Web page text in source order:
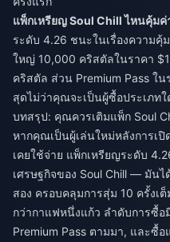
แพ็กเหรียญ Soul Chill ไหนคุ้มค่
ระดับ 4.26 ชนะในเรื่องความ
ใหญ่ 10,000 คริสตัลในราคา
คริสตัล ส่วน Premium Pass ใ
สุดไม่ว่าคุณจะเป็นผู้ซื้อประเภทใ
บทสรุป: คุณควรเติมแพ็ก Soul
หากคุณเป็นผู้เล่นใหม่หลังการเ
เคยใช้จ่าย แพ็กเหรียญระดับ
เศรษฐกิจของ Soul Chill — มัน
สอง ครอบคลุมการสุ่ม 10 ครั้งเ
กว่ากาแฟหนึ่งแก้ว ลำดับการซื้
Premium Pass ตามมา, และซื้